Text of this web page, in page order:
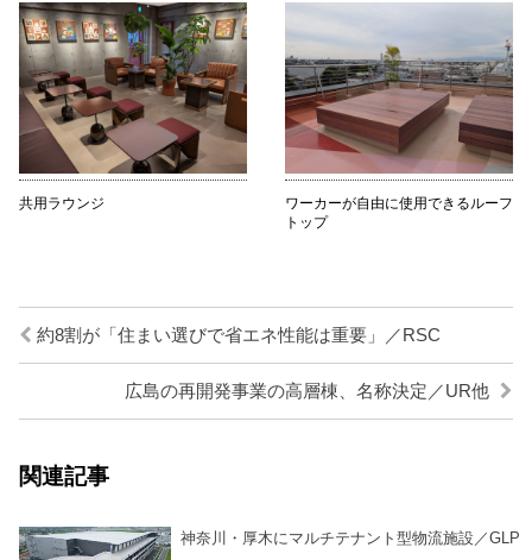
共用ラウンジ
ワーカーが自由に使用できるルーフ
トップ
約8割が「住まい選びで省エネ性能は重要」／RSC
広島の再開発事業の高層棟、名称決定／UR他
関連記事
神奈川・厚木にマルチテナント型物流施設／GLP